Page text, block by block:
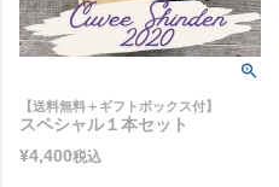
【送料無料＋ギフトボックス付】
スペシャル１本セット
¥4,400税込